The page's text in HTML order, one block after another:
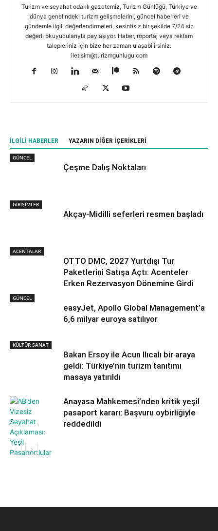
Turizm ve seyahat odaklı gazetemiz, Turizm Günlüğü, Türkiye ve
dünya genelindeki turizm gelişmelerini, güncel haberleri ve
gündemle ilgili değerlendirmeleri, kesintisiz bir şekilde 7/24 siz
değerli okuyucularıyla paylaşıyor. Haber, röportaj veya reklam
talepleriniz için bize her zaman ulaşabilirsiniz:
iletisim@turizmgunlugu.com
İLGILI HABERLER YAZARIN DIĞER İÇERIKLERI
GÜNCEL
Çeşme Dalış Noktaları
GİRİŞİMLER
Akçay-Midilli seferleri resmen başladı
ACENTALAR
OTTO DMC, 2027 Yurtdışı Tur
Paketlerini Satışa Açtı: Acenteler
Erken Rezervasyon Dönemine Girdi
GÜNCEL
easyJet, Apollo Global Management’a
6,6 milyar euroya satılıyor
KÜLTÜR SANAT
Bakan Ersoy ile Acun Ilıcalı bir araya
geldi: Türkiye’nin turizm tanıtımı
masaya yatırıldı
Anayasa Mahkemesi’nden kritik yeşil
pasaport kararı: Başvuru oybirliğiyle
reddedildi